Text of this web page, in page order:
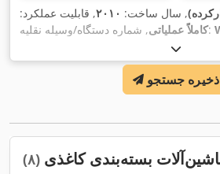
, سال ساخت: ۲۰۱۰, قابلیت عملکرد:
کاملاً عملیاتی, شماره دستگاه/وسیله نقلیه:
شمع چینی:
(حداکثر):۸۰ میلی‌متر ,
ذخیره جستجو
بسته‌بندی کاغذی (۸)